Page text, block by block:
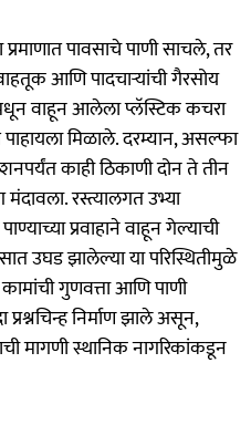
पावसाचे पाणी साचले, तर
आणि पादचाऱ्यांची गैरसोय
वाहून आलेला प्लॅस्टिक कचरा
मिळाले. दरम्यान, असल्फा
काही ठिकाणी दोन ते तीन
रस्त्यालगत उभ्या
प्रवाहाने वाहून गेल्याची
उघड झालेल्या या परिस्थितीमुळे
गुणवत्ता आणि पाणी
निर्माण झाले असून,
मागणी स्थानिक नागरिकांकडून